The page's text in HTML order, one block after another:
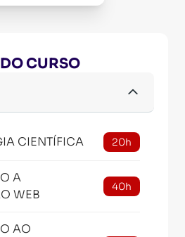
CURSO
CIENTÍFICA 20h
A
WEB
40h
AO